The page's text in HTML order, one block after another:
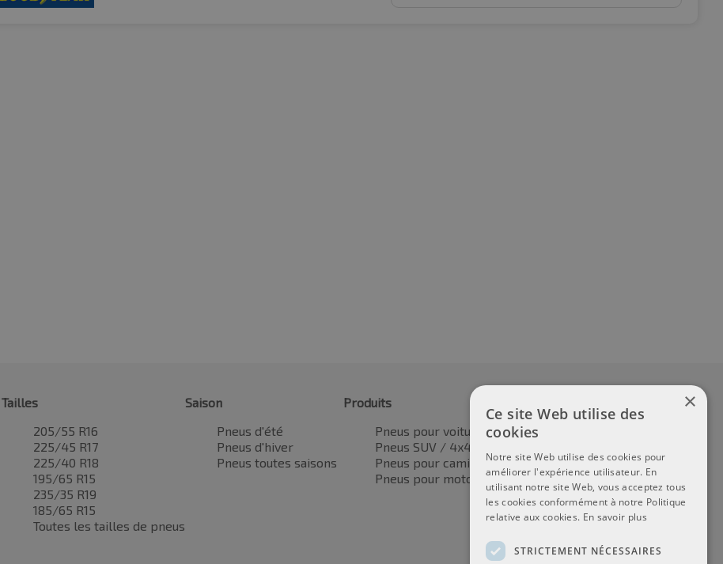
Tailles
205/55 R16
225/45 R17
225/40 R18
195/65 R15
235/35 R19
185/65 R15
Toutes les tailles de pneus
Saison
Pneus d'été
Pneus d'hiver
Pneus toutes saisons
Produits
Pneus pour voitures
Pneus SUV / 4x4
Pneus pour camionnettes
Pneus pour motos
×
Ce site Web utilise des
cookies
Notre site Web utilise des cookies pour
améliorer l'expérience utilisateur. En
utilisant notre site Web, vous acceptez tous
les cookies conformément à notre Politique
relative aux cookies. En savoir plus
STRICTEMENT NÉCESSAIRES